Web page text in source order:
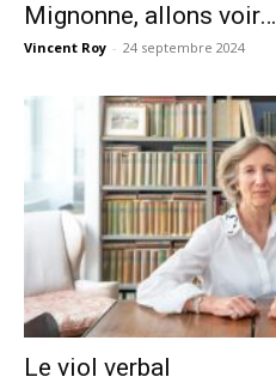
Mignonne, allons voir…
Vincent Roy - 24 septembre 2024
Le viol verbal